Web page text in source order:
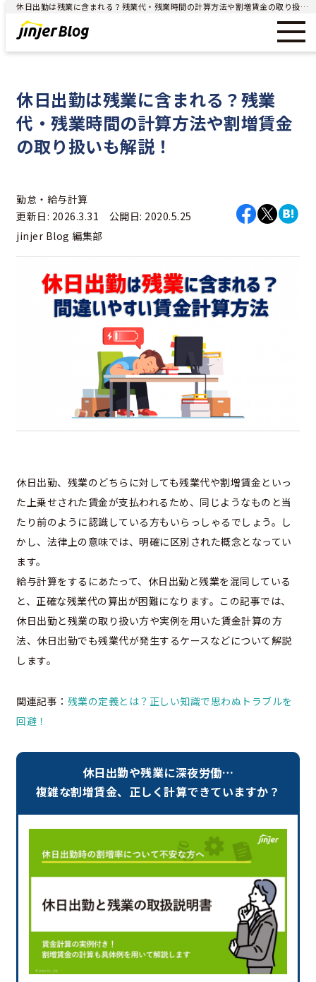
休日出勤は残業に含まれる？残業代・残業時間の計算方法や割増賃金の取り扱いも解説！ - ジンジャー（jinjer）｜統合型人事システム
休日出勤は残業に含まれる？残業
代・残業時間の計算方法や割増賃金
の取り扱いも解説！
勤怠・給与計算
更新日: 2026.3.31 公開日: 2020.5.25
jinjer Blog 編集部
休日出勤、残業のどちらに対しても残業代や割増賃金といっ
た上乗せされた賃金が支払われるため、同じようなものと当
たり前のように認識している方もいらっしゃるでしょう。し
かし、法律上の意味では、明確に区別された概念となってい
ます。
給与計算をするにあたって、休日出勤と残業を混同している
と、正確な残業代の算出が困難になります。この記事では、
休日出勤と残業の取り扱い方や実例を用いた賃金計算の方
法、休日出勤でも残業代が発生するケースなどについて解説
します。
関連記事： 残業の定義とは？正しい知識で思わぬトラブルを
回避！
休日出勤や残業に深夜労働…
複雑な割増賃金、正しく計算できていますか？